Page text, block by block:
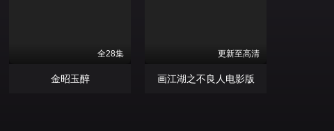
全28集
金昭玉醉
更新至高清
画江湖之不良人电影版